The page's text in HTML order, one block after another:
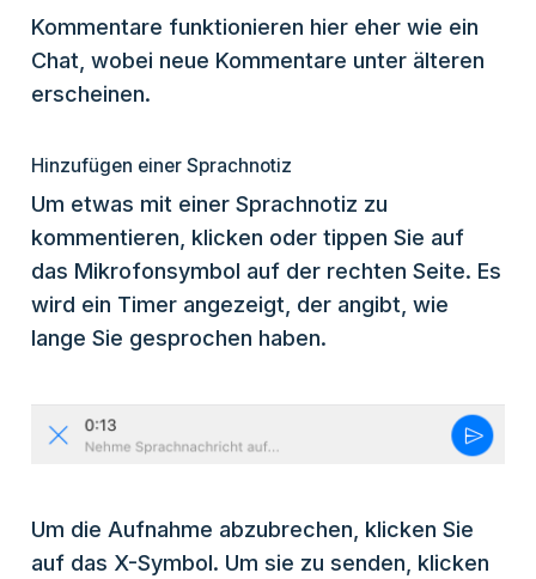
Kommentare funktionieren hier eher wie ein
Chat, wobei neue Kommentare unter älteren
erscheinen.
Hinzufügen einer Sprachnotiz
Um etwas mit einer Sprachnotiz zu
kommentieren, klicken oder tippen Sie auf
das Mikrofonsymbol auf der rechten Seite. Es
wird ein Timer angezeigt, der angibt, wie
lange Sie gesprochen haben.
Um die Aufnahme abzubrechen, klicken Sie
auf das X-Symbol. Um sie zu senden, klicken